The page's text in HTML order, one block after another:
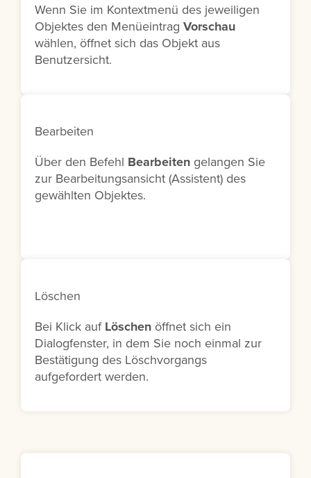
Wenn Sie im Kontextmenü des jeweiligen
Objektes den Menüeintrag Vorschau
wählen, öffnet sich das Objekt aus
Benutzersicht.
Bearbeiten
Über den Befehl Bearbeiten gelangen Sie
zur Bearbeitungsansicht (Assistent) des
gewählten Objektes.
Löschen
Bei Klick aufLöschen öffnet sich ein
Dialogfenster, in dem Sie noch einmal zur
Bestätigung des Löschvorgangs
aufgefordert werden.